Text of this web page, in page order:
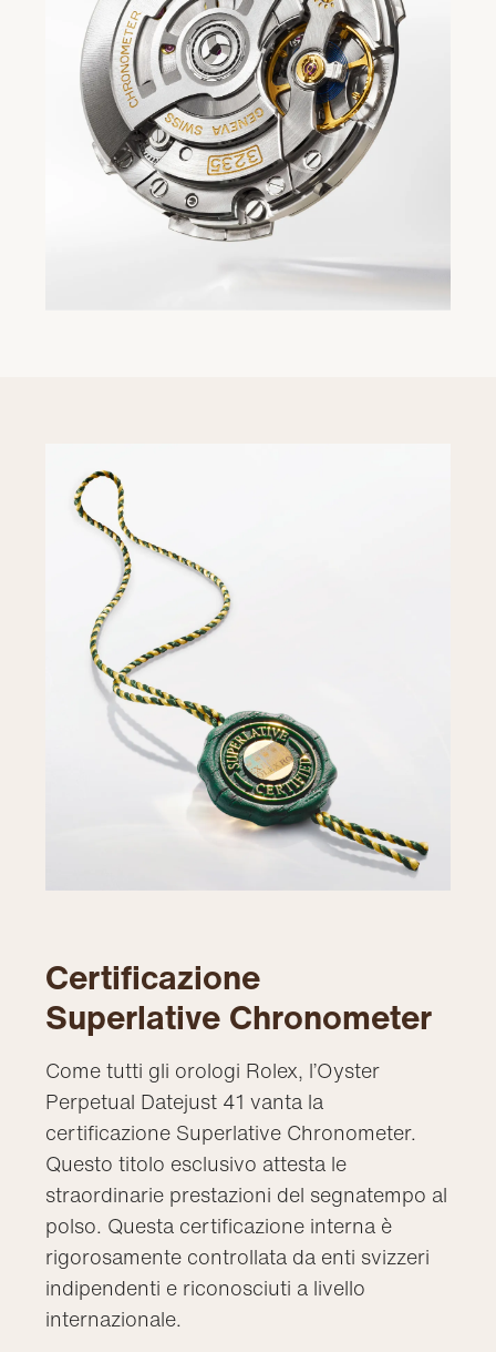
Certificazione
Superlative Chronometer
Come tutti gli orologi Rolex, l’Oyster
Perpetual Datejust 41 vanta la
certificazione Superlative Chronometer.
Questo titolo esclusivo attesta le
straordinarie prestazioni del segnatempo al
polso. Questa certificazione interna è
rigorosamente controllata da enti svizzeri
indipendenti e riconosciuti a livello
internazionale.